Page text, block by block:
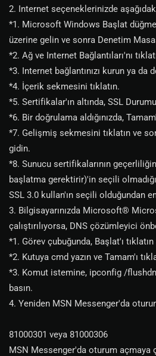
2. Internet seçeneklerinizde
*1. Microsoft Windows Başlat
üzerine gelin ve sonra Denetim
*2. Ağ ve Internet Bağlantıları'nı
*3. Internet bağlantınızı kurun ya da
*4. İçerik sekmesini tıklatın.
*5. Sertifikalar'ın altında, SSL
*6. Bir doğrulama aldığınızda,
*7. Gelişmiş sekmesini tıklatın ve
gidin.
*8. Sunucu sertifikalarının
başlatma gerektirir)'in seçili
SSL 3.0 kullan'ın seçili olduğundan
3. Bilgisayarınızda Microsoft®
çalıştırılıyorsa, DNS çözümleyici
*1. Görev çubuğunda, Başlat'ı tıklatın
*2. Kutuya cmd yazın ve Tamam'ı
*3. Komut istemine, ipconfig /
basın.
4. Yeniden MSN Messenger'da
81000301 veya 81000306
MSN Messenger'da oturum açmaya